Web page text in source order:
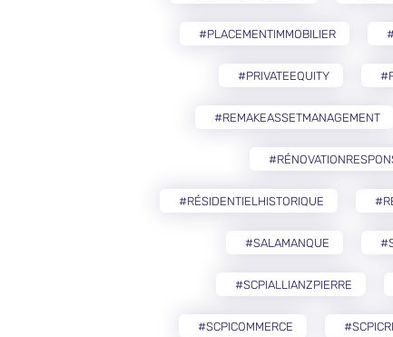
#PLACEMENTIMMOBILIER
#PRIVATEEQUITY
#REMAKEASSETMANAGEMENT
#RÉSIDENTIELHISTORIQUE
#SALAMANQUE
#SCPIALLIANZPIERRE
#SCPICOMMERCE